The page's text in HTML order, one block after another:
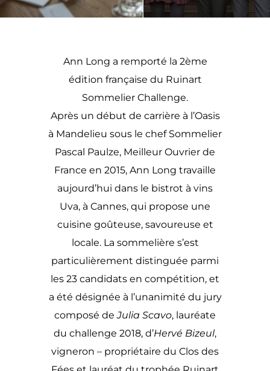
Ann Long a remporté la 2ème
édition française du Ruinart
Sommelier Challenge.
Après un début de carrière à l’Oasis
à Mandelieu sous le chef Sommelier
Pascal Paulze, Meilleur Ouvrier de
France en 2015, Ann Long travaille
aujourd’hui dans le bistrot à vins
Uva, à Cannes, qui propose une
cuisine goûteuse, savoureuse et
locale. La sommelière s’est
particulièrement distinguée parmi
les 23 candidats en compétition, et
a été désignée à l’unanimité du jury
composé deJulia Scavo, lauréate
du challenge 2018, d’Hervé Bizeul,
vigneron – propriétaire du Clos des